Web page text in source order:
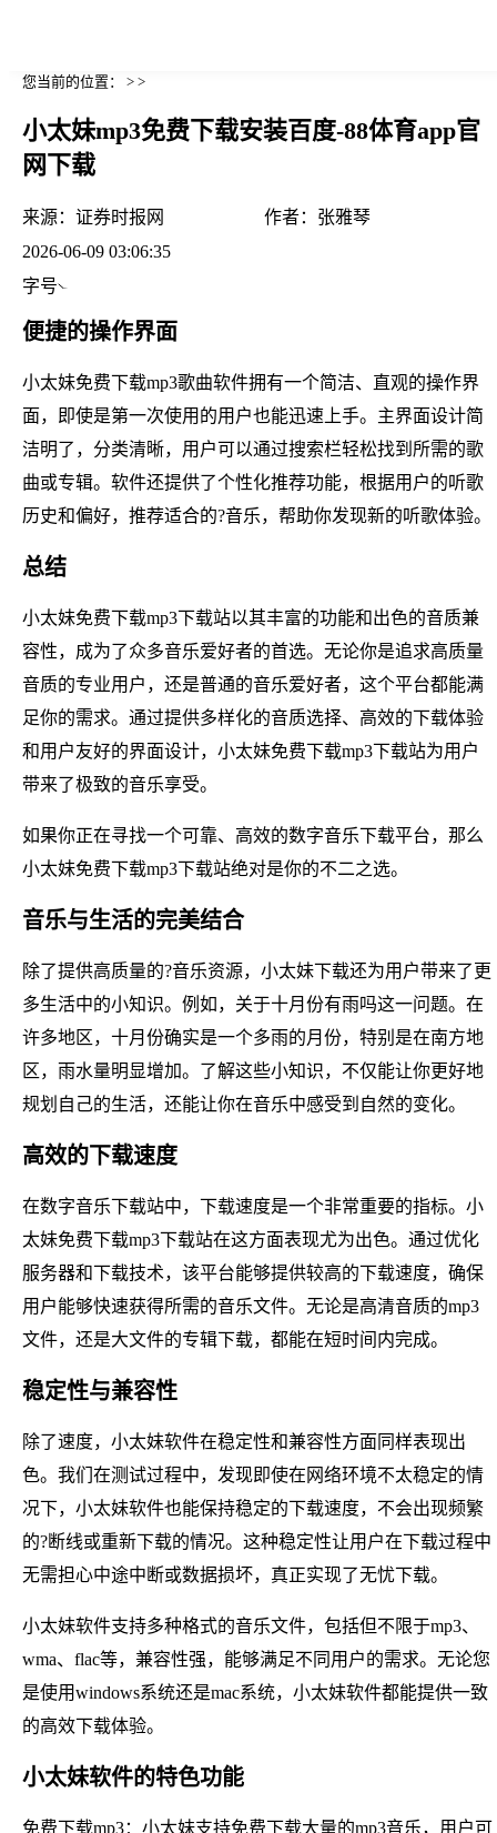
您当前的位置： > >
小太妹mp3免费下载安装百度-88体育app官
网下载
来源： 证券时报网 作者： 张雅琴
2026-06-09 03:06:35
字号
便捷的操作界面
小太妹免费下载mp3歌曲软件拥有一个简洁、直观的操作界
面，即使是第一次使用的用户也能迅速上手。主界面设计简
洁明了，分类清晰，用户可以通过搜索栏轻松找到所需的歌
曲或专辑。软件还提供了个性化推荐功能，根据用户的听歌
历史和偏好，推荐适合的?音乐，帮助你发现新的听歌体验。
总结
小太妹免费下载mp3下载站以其丰富的功能和出色的音质兼
容性，成为了众多音乐爱好者的首选。无论你是追求高质量
音质的专业用户，还是普通的音乐爱好者，这个平台都能满
足你的需求。通过提供多样化的音质选择、高效的下载体验
和用户友好的界面设计，小太妹免费下载mp3下载站为用户
带来了极致的音乐享受。
如果你正在寻找一个可靠、高效的数字音乐下载平台，那么
小太妹免费下载mp3下载站绝对是你的不二之选。
音乐与生活的完美结合
除了提供高质量的?音乐资源，小太妹下载还为用户带来了更
多生活中的小知识。例如，关于十月份有雨吗这一问题。在
许多地区，十月份确实是一个多雨的月份，特别是在南方地
区，雨水量明显增加。了解这些小知识，不仅能让你更好地
规划自己的生活，还能让你在音乐中感受到自然的变化。
高效的下载速度
在数字音乐下载站中，下载速度是一个非常重要的指标。小
太妹免费下载mp3下载站在这方面表现尤为出色。通过优化
服务器和下载技术，该平台能够提供较高的下载速度，确保
用户能够快速获得所需的音乐文件。无论是高清音质的mp3
文件，还是大文件的专辑下载，都能在短时间内完成。
稳定性与兼容性
除了速度，小太妹软件在稳定性和兼容性方面同样表现出
色。我们在测试过程中，发现即使在网络环境不太稳定的情
况下，小太妹软件也能保持稳定的下载速度，不会出现频繁
的?断线或重新下载的情况。这种稳定性让用户在下载过程中
无需担心中途中断或数据损坏，真正实现了无忧下载。
小太妹软件支持多种格式的音乐文件，包括但不限于mp3、
wma、flac等，兼容性强，能够满足不同用户的需求。无论您
是使用windows系统还是mac系统，小太妹软件都能提供一致
的高效下载体验。
小太妹软件的特色功能
免费下载mp3：小太妹支持免费下载大量的mp3音乐，用户可